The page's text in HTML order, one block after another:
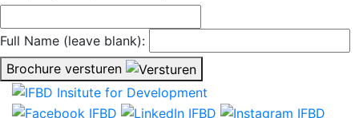
Full Name (leave blank):
Brochure versturen